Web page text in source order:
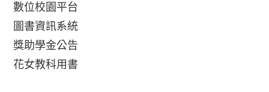
數位校園平台
圖書資訊系統
獎助學金公告
花女教科用書